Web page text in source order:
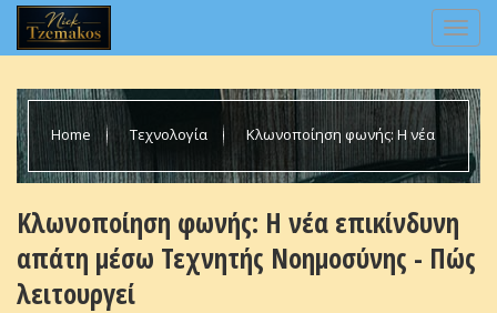
Home Τεχνολογία Κλωνοποίηση φωνής: Η νέα
Κλωνοποίηση φωνής: Η νέα επικίνδυνη
απάτη μέσω Τεχνητής Νοημοσύνης - Πώς
λειτουργεί